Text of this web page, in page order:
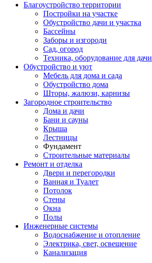
Благоустройство территории
Постройки на участке
Обустройство дачи и участка
Бассейны
Заборы и изгороди
Сад, огород
Техника, оборудование для дачи
Обустройство и уют
Мебель для дома и сада
Обустройство дома
Шторы, жалюзи, карнизы
Загородное строительство
Дома и дачи
Бани и сауны
Крыша
Лестницы
Фундамент
Строительные материалы
Ремонт и отделка
Двери и перегородки
Ванная и Туалет
Потолок
Стены
Окна
Полы
Инженерные системы
Водоснабжение и отопление
Электрика, свет, освещение
Канализация